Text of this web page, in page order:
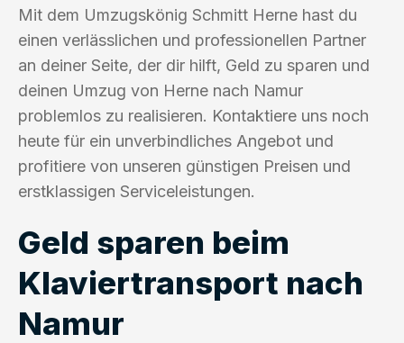
Mit dem Umzugskönig Schmitt Herne hast du
einen verlässlichen und professionellen Partner
an deiner Seite, der dir hilft, Geld zu sparen und
deinen Umzug von Herne nach Namur
problemlos zu realisieren. Kontaktiere uns noch
heute für ein unverbindliches Angebot und
profitiere von unseren günstigen Preisen und
erstklassigen Serviceleistungen.
Geld sparen beim
Klaviertransport nach
Namur